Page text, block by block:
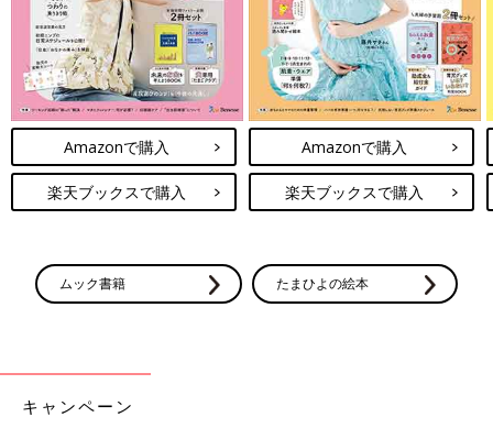
Amazonで購入
楽天ブックスで購入
Amazonで購入
楽天ブックスで購入
ムック書籍 たまひよの絵本
キャンペーン